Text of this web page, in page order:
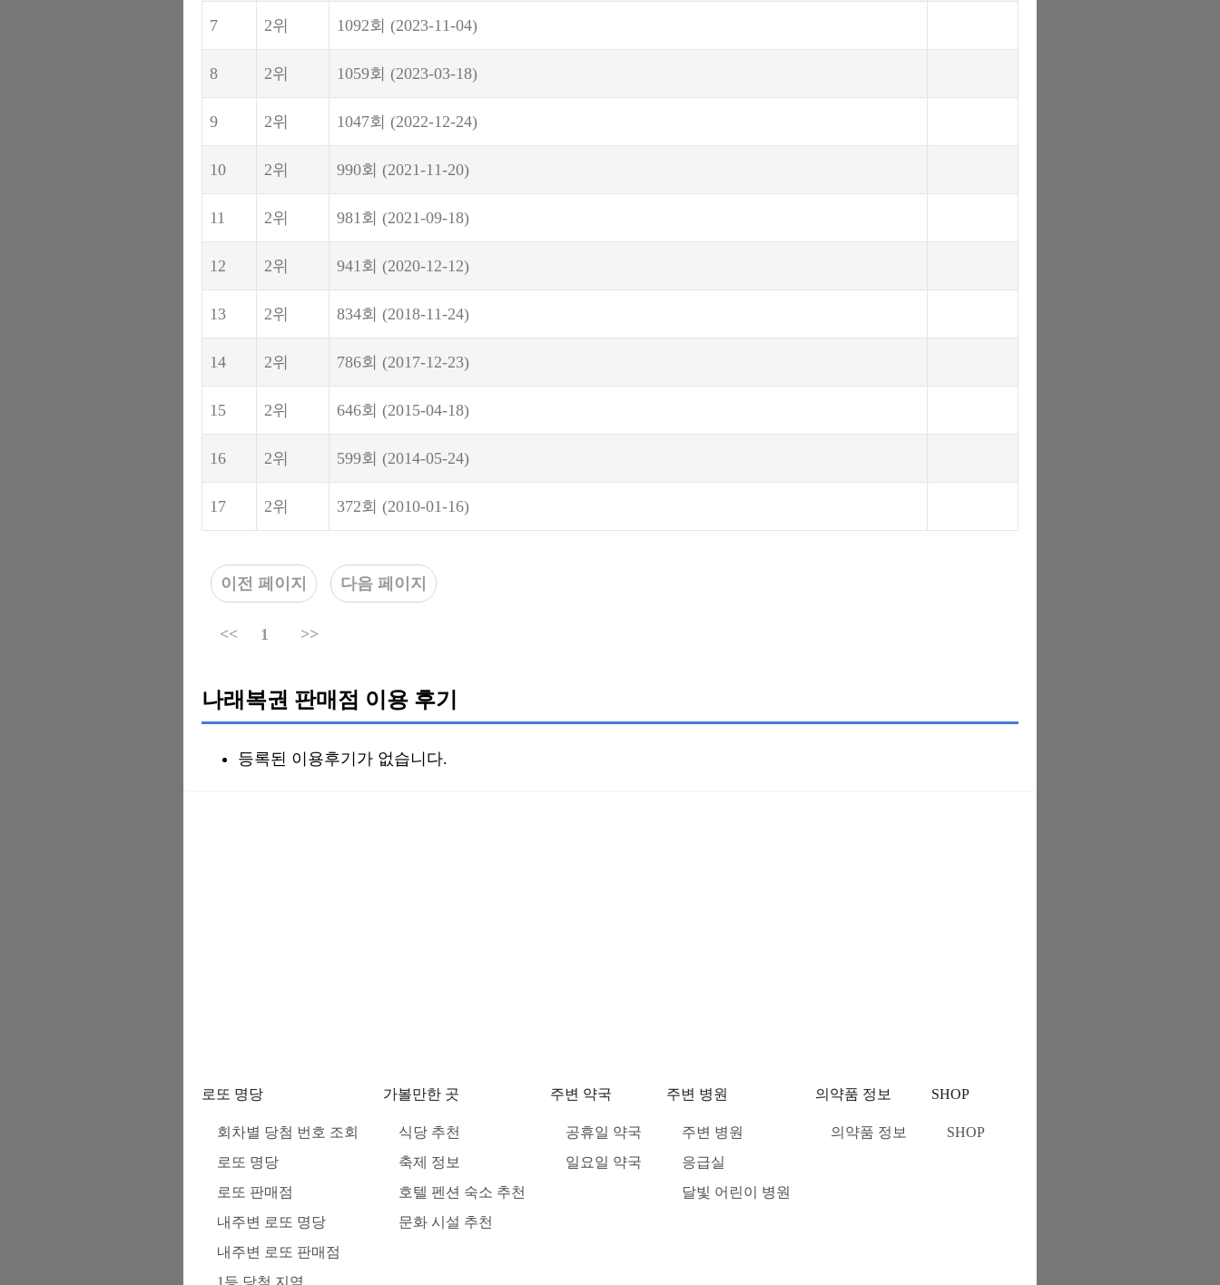
7 2위 1092회 (2023-11-04)
8 2위 1059회 (2023-03-18)
9 2위 1047회 (2022-12-24)
10 2위 990회 (2021-11-20)
11 2위 981회 (2021-09-18)
12 2위 941회 (2020-12-12)
13 2위 834회 (2018-11-24)
14 2위 786회 (2017-12-23)
15 2위 646회 (2015-04-18)
16 2위 599회 (2014-05-24)
17 2위 372회 (2010-01-16)
이전 페이지 다음 페이지
<< 1 >>
나래복권 판매점 이용 후기
등록된 이용후기가 없습니다.
로또 명당
회차별 당첨 번호 조회
로또 명당
로또 판매점
내주변 로또 명당
내주변 로또 판매점
1등 당첨 지역
가볼만한 곳
식당 추천
축제 정보
호텔 펜션 숙소 추천
문화 시설 추천
주변 약국
공휴일 약국
일요일 약국
주변 병원
주변 병원
응급실
달빛 어린이 병원
의약품 정보
의약품 정보
SHOP
SHOP